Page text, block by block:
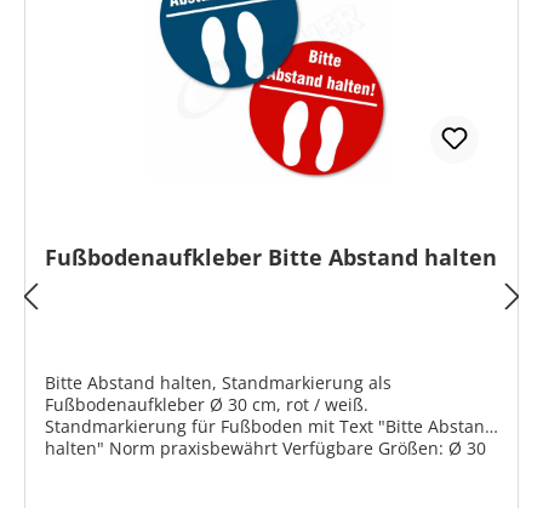
Fußbodenaufkleber Bitte Abstand halten
Bitte Abstand halten, Standmarkierung als
Fußbodenaufkleber Ø 30 cm, rot / weiß.
Standmarkierung für Fußboden mit Text "Bitte Abstand
halten" Norm praxisbewährt Verfügbare Größen: Ø 30